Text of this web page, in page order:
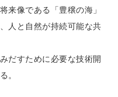
来像である「豊穣の海」
人と自然が持続可能な共
だすために必要な技術開
。